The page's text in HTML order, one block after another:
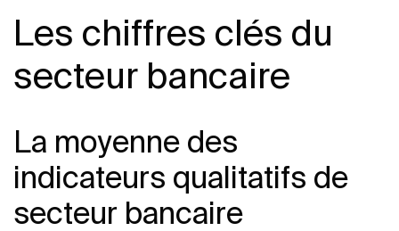
Les chiffres clés du
secteur bancaire
La moyenne des
indicateurs qualitatifs de
secteur bancaire